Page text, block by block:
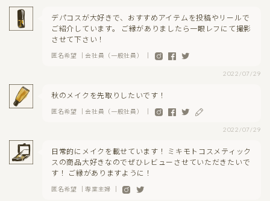
デパコスが大好きで、おすすめアイテムを投稿やリールで
ご紹介しています。 ご縁がありましたら一眼レフにて撮影
させて下さい！
匿名希望 ｜会社員（一般社員） ｜
2022/07/29
秋のメイクを先取りしたいです！
匿名希望 ｜会社員（一般社員） ｜
2022/07/29
日常的にメイクを載せています！ ミキモトコスメティック
スの商品大好きなのでぜひレビューさせていただきたいで
す！ ご縁がありますように！
匿名希望 ｜専業主婦 ｜